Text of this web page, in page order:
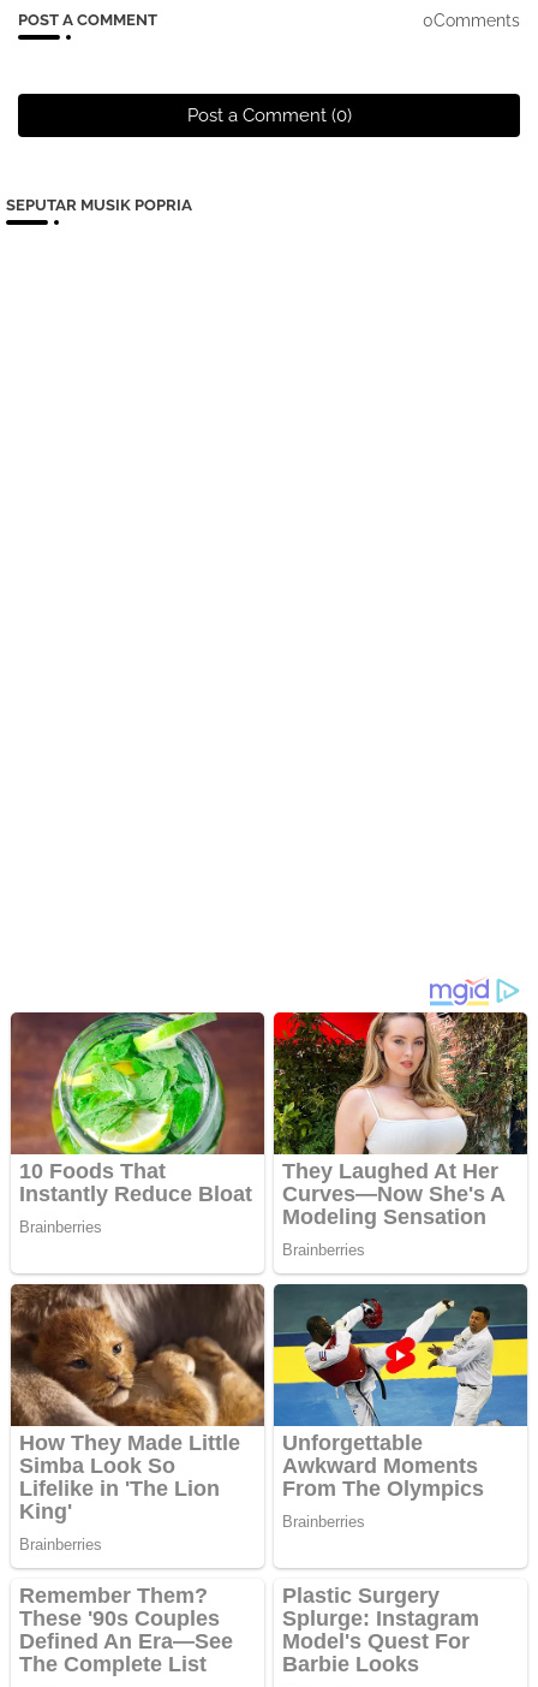
POST A COMMENT 0Comments
Post a Comment (0)
SEPUTAR MUSIK POPRIA